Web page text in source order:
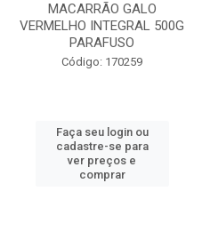
MACARRÃO GALO
VERMELHO INTEGRAL 500G
PARAFUSO
Código: 170259
Faça seu login ou
cadastre-se para
ver preços e
comprar